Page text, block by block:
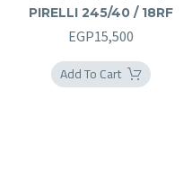
PIRELLI 245/40 / 18RF
EGP15,500
Add To Cart